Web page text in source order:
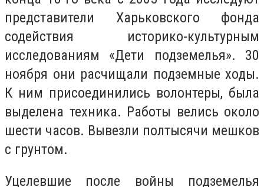
представители Харьковского фонда
содействия историко-культурным
исследованиям «Дети подземелья». 30
ноября они расчищали подземные ходы.
К ним присоединились волонтеры, была
выделена техника. Работы велись около
шести часов. Вывезли полтысячи мешков
с грунтом.
Уцелевшие после войны подземелья